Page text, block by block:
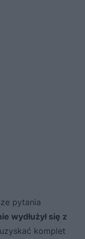
pytania
wydłużył się z
komplet